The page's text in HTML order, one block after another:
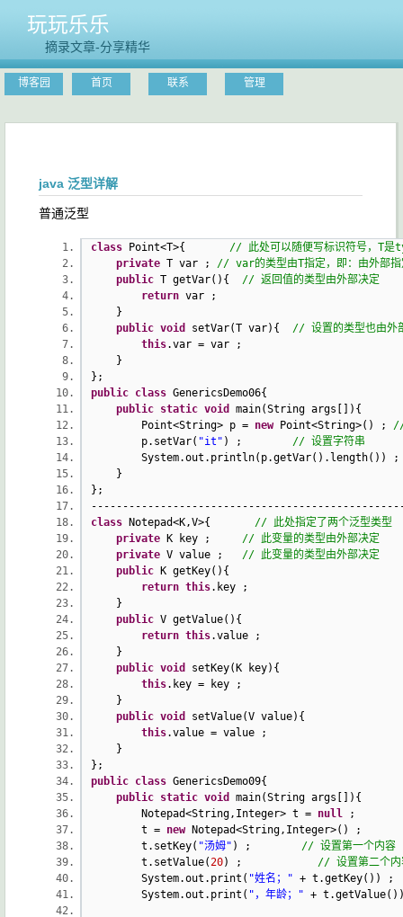
玩玩乐乐
摘录文章-分享精华
博客园 首页 联系 管理
java 泛型详解
普通泛型
class Point<T>{ // 此处可以随便写标识符号，T是
private T var ; // var的类型由T指定，即：由外部指
public T getVar(){ // 返回值的类型由外部决定
return var ;
}
public void setVar(T var){ // 设置的类型也由外
this.var = var ;
}
};
public class GenericsDemo06{
public static void
main(String args[]){
Point<String> p = new Point<String>() ; //
p.setVar( "it" ) ; // 设置字符串
}
};
class Notepad<K,V>{ // 此处指定了两个泛型类型
private K key ; // 此变量的类型由外部决定
private V value ; // 此变量的类型由外部决定
public K getKey(){
return this.key ;
}
public V getValue(){
return this.value ;
}
public void
setKey(K key){
this.key = key ;
}
public void
setValue(V value){
this.value = value ;
}
};
public class GenericsDemo09{
public static void
main(String args[]){
Notepad<String,Integer> t = null
t = new Notepad<String,Integer>()
t.setKey( "汤姆" ) ; // 设置第一个内容
t.setValue(20) ; // 设置第二个内
System.out.print( "姓名；" +
System.out.print( "，年龄；" +